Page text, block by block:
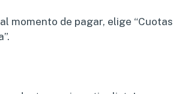
momento de pagar, elige “Cuotas